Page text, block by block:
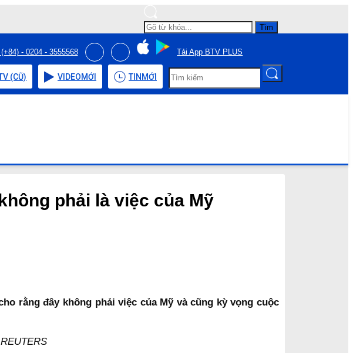
Tìm
- 0204 - 3555568 Tải App BTV PLUS
(CŨ) VIDEOMỚI TIN MỚI
phải là việc của Mỹ
rằng đây không phải việc của Mỹ và cũng kỳ vọng cuộc